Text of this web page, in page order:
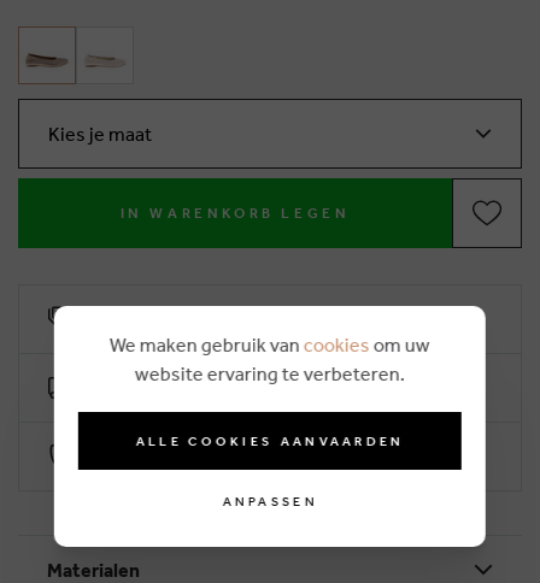
Kies je maat
IN WARENKORB LEGEN
Kostenlose Lieferung ab €50
Materialen
We maken gebruik van cookies om uw
website ervaring te verbeteren.
ALLE COOKIES AANVAARDEN
ANPASSEN